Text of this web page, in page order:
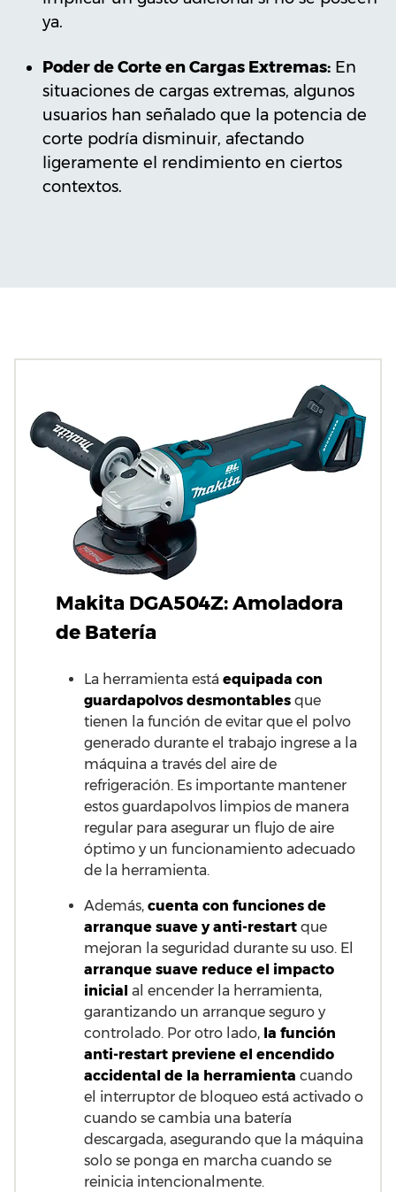
ya.
Poder de Corte en Cargas Extremas: En
situaciones de cargas extremas, algunos
usuarios han señalado que la potencia de
corte podría disminuir, afectando
ligeramente el rendimiento en ciertos
contextos.
Makita DGA504Z:Amoladora
de Batería
La herramienta está equipada con
guardapolvos desmontables que
tienen la función de evitar que el polvo
generado durante el trabajo ingrese a la
máquina a través del aire de
refrigeración. Es importante mantener
estos guardapolvos limpios de manera
regular para asegurar un flujo de aire
óptimo y un funcionamiento adecuado
de la herramienta.
Además, cuenta con funciones de
arranque suave y anti-restart que
mejoran la seguridad durante su uso. El
arranque suave reduce el impacto
inicial al encender la herramienta,
garantizando un arranque seguro y
controlado. Por otro lado, la función
anti-restart previene el encendido
accidental de la herramienta cuando
el interruptor de bloqueo está activado o
cuando se cambia una batería
descargada, asegurando que la máquina
solo se ponga en marcha cuando se
reinicia intencionalmente.